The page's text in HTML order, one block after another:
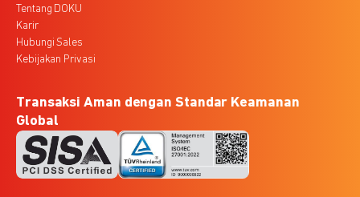
Tentang DOKU
Karir
Hubungi Sales
Kebijakan Privasi
Transaksi Aman dengan Standar Keamanan
Global